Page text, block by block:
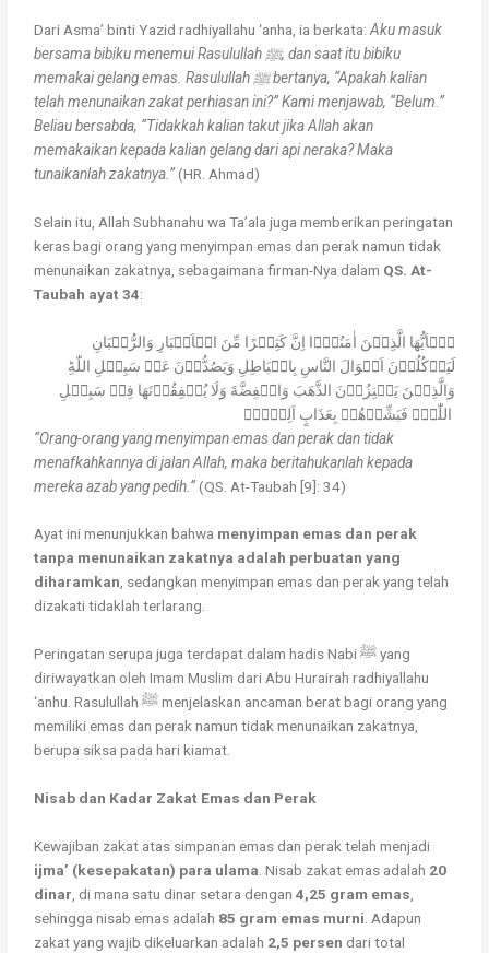
Dari Asma’ binti Yazid radhiyallahu ‘anha, ia berkata:Aku masuk
bersama bibiku menemui Rasulullah ﷺ, dan saat itu bibiku
memakai gelang emas. Rasulullah ﷺ bertanya, “Apakah kalian
telah menunaikan zakat perhiasan ini?” Kami menjawab, “Belum.”
Beliau bersabda, “Tidakkah kalian takut jika Allah akan
memakaikan kepada kalian gelang dari api neraka? Maka
tunaikanlah zakatnya.”(HR. Ahmad)
Selain itu, Allah Subhanahu wa Ta’ala juga memberikan peringatan
keras bagi orang yang menyimpan emas dan perak namun tidak
menunaikan zakatnya, sebagaimana firman-Nya dalam QS. At-
Taubah ayat 34:
لَيَاۡكُلُوۡنَ اَمۡوَالَ النَّاسِ بِالۡبَاطِلِ وَيَصُدُّوۡنَ عَنۡ سَبِيۡلِ اللّٰهِ​ؕ
وَالَّذِيۡنَ يَكۡنِزُوۡنَ الذَّهَبَ وَالۡفِضَّةَ وَلَا يُنۡفِقُوۡنَهَا فِىۡ سَبِيۡلِ
“Orang-orang yang menyimpan emas dan perak dan tidak
menafkahkannya di jalan Allah, maka beritahukanlah kepada
mereka azab yang pedih.”(QS. At-Taubah [9]: 34)
Ayat ini menunjukkan bahwa menyimpan emas dan perak
tanpa menunaikan zakatnya adalah perbuatan yang
diharamkan, sedangkan menyimpan emas dan perak yang telah
dizakati tidaklah terlarang.
Peringatan serupa juga terdapat dalam hadis Nabi ﷺ yang
diriwayatkan oleh Imam Muslim dari Abu Hurairah radhiyallahu
‘anhu. Rasulullah ﷺ menjelaskan ancaman berat bagi orang yang
memiliki emas dan perak namun tidak menunaikan zakatnya,
berupa siksa pada hari kiamat.
Nisab dan Kadar Zakat Emas dan Perak
Kewajiban zakat atas simpanan emas dan perak telah menjadi
ijma’ (kesepakatan) para ulama . Nisab zakat emas adalah 20
dinar , di mana satu dinar setara dengan4,25 gram emas
sehingga nisab emas adalah 85 gram emas murni . Adapun
zakat yang wajib dikeluarkan adalah 2,5 persen dari total